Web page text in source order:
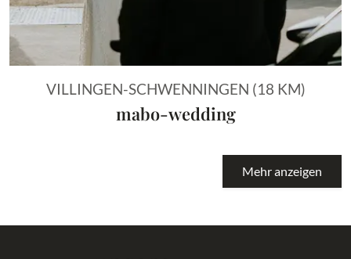
VILLINGEN-SCHWENNINGEN (18 KM)
mabo-wedding
Mehr anzeigen